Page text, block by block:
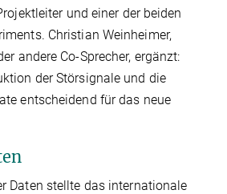
und einer der beiden
Christian Weinheimer,
andere Co-Sprecher, ergänzt:
der Störsignale und die
entscheidend für das neue
Daten stellte das internationale